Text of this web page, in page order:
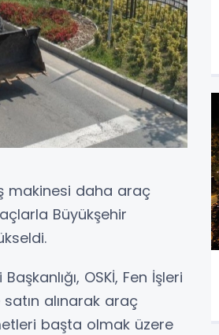
makinesi daha araç
Büyükşehir
OSKİ, Fen İşleri
satın alınarak araç
başta olmak üzere